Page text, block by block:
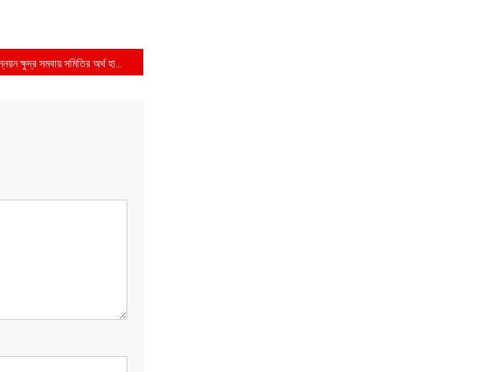
উন্নয়ন ক্ষুদ্র সমবায় সমিতির অর্থ হাতানোর অভিযোগ প্রতারক অসিম রায়ের বিরুদ্ধে